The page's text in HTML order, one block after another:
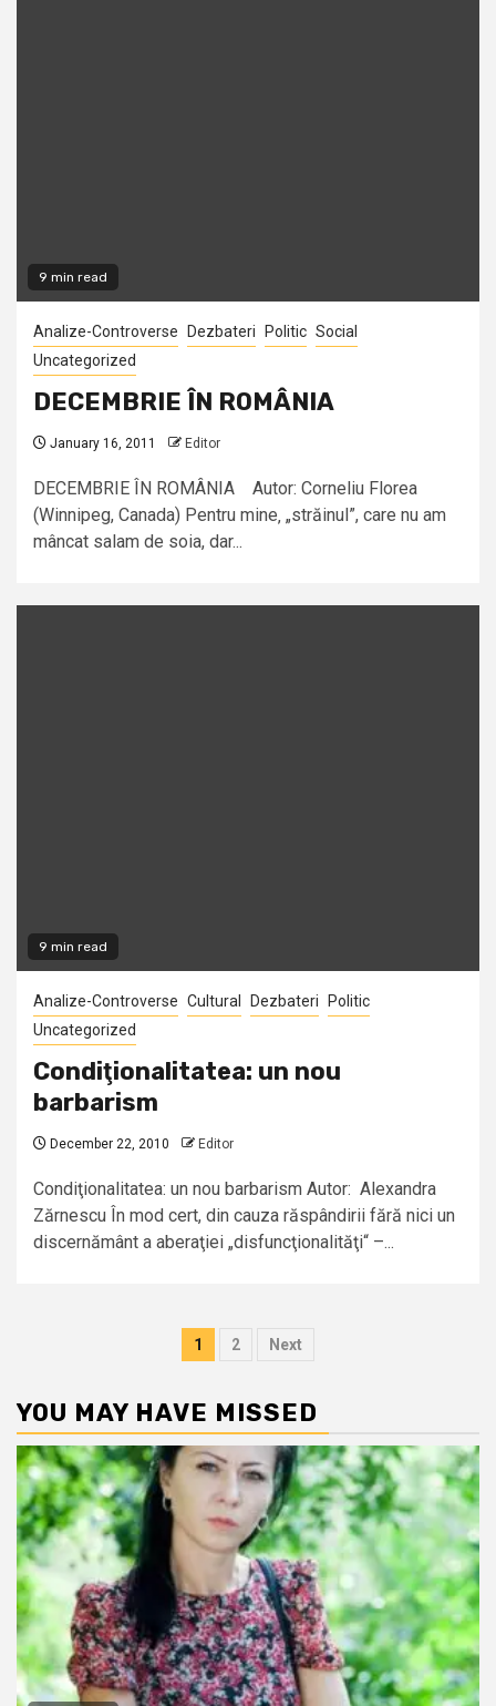
9 min read
Analize-Controverse Dezbateri Politic Social
Uncategorized
DECEMBRIE ÎN ROMÂNIA
January 16, 2011 Editor
DECEMBRIE ÎN ROMÂNIA Autor: Corneliu Florea
(Winnipeg, Canada) Pentru mine‚ „străinul”, care nu am
mâncat salam de soia, dar...
9 min read
Analize-Controverse Cultural Dezbateri
Politic
Uncategorized
Condiţionalitatea: un nou
barbarism
December 22, 2010 Editor
Condiţionalitatea: un nou barbarism Autor: Alexandra
Zărnescu În mod cert, din cauza răspândirii fără nici un
discernământ a aberaţiei „disfuncţionalităţi“ –...
Posts
1 2 Next
YOU MAY HAVE MISSED